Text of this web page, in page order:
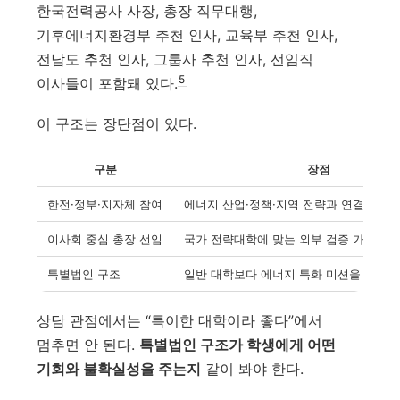
한국전력공사 사장, 총장 직무대행,
기후에너지환경부 추천 인사, 교육부 추천 인사,
전남도 추천 인사, 그룹사 추천 인사, 선임직
이사들이 포함돼 있다.5
이 구조는 장단점이 있다.
구분 장점
한전·정부·지자체 참여 에너지 산업·정책·지역 전략과 연결 가능
이사회 중심 총장 선임 국가 전략대학에 맞는 외부 검증 가능
특별법인 구조 일반 대학보다 에너지 특화 미션을 강하
상담 관점에서는 “특이한 대학이라 좋다”에서
멈추면 안 된다. 특별법인 구조가 학생에게 어떤
기회와 불확실성을 주는지 같이 봐야 한다.